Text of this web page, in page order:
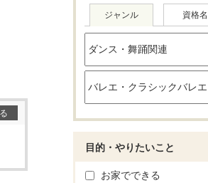
ジャンル 資格名
目的・やりたいこと
お家でできる